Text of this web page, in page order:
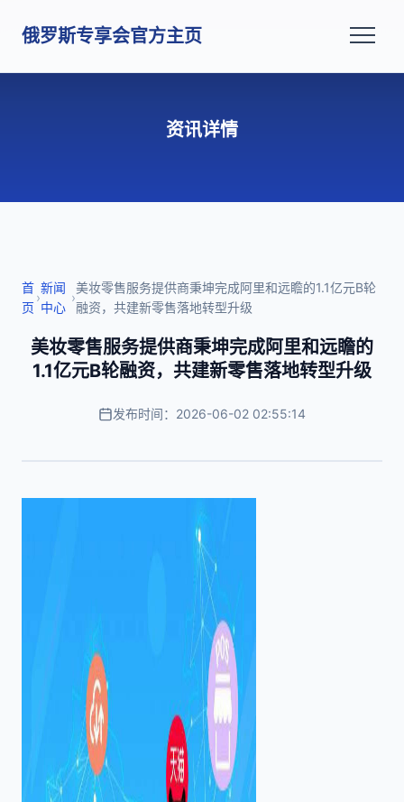
俄罗斯专享会官方主页
资讯详情
首
页
›
新闻
中心
›
美妆零售服务提供商秉坤完成阿里和远瞻的1.1亿元B轮
融资，共建新零售落地转型升级
美妆零售服务提供商秉坤完成阿里和远瞻的
1.1亿元B轮融资，共建新零售落地转型升级
发布时间：2026-06-02 02:55:14